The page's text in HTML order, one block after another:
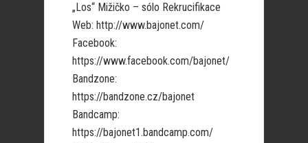
„Los“ Mižičko – sólo Rekrucifikace
Web: http://www.bajonet.com/
Facebook:
https://www.facebook.com/bajonet/
Bandzone:
https://bandzone.cz/bajonet
Bandcamp:
https://bajonet1.bandcamp.com/